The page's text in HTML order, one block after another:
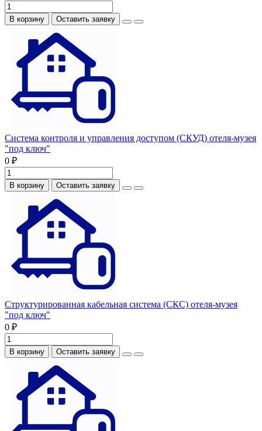
В корзину Оставить заявку
Система контроля и управления доступом (СКУД) отеля-музея
"под ключ"
0 ₽
В корзину Оставить заявку
Структурированная кабельная система (СКС) отеля-музея
"под ключ"
0 ₽
В корзину Оставить заявку